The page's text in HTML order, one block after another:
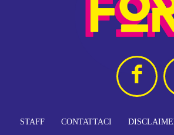
STAFF CONTATTACI